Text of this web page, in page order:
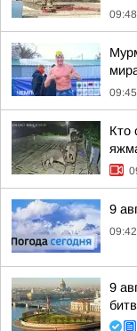
09:48
09:45
Кто
9
09:42
9